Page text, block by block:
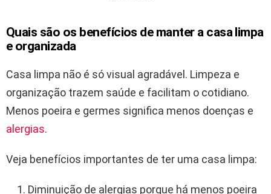
Quais são os benefícios de manter a casa limpa
e organizada
Casa limpa não é só visual agradável. Limpeza e
organização trazem saúde e facilitam o cotidiano.
Menos poeira e germes significa menos doenças e
alergias.
Veja benefícios importantes de ter uma casa limpa:
Diminuição de alergias porque há menos poeira